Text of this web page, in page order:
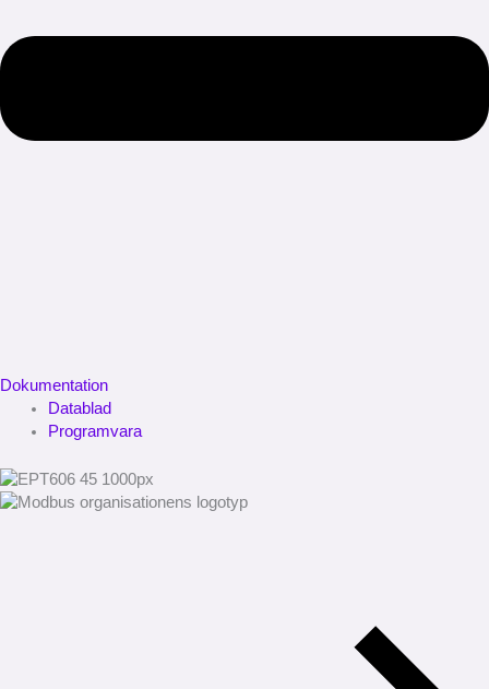
Dokumentation
Datablad
Programvara